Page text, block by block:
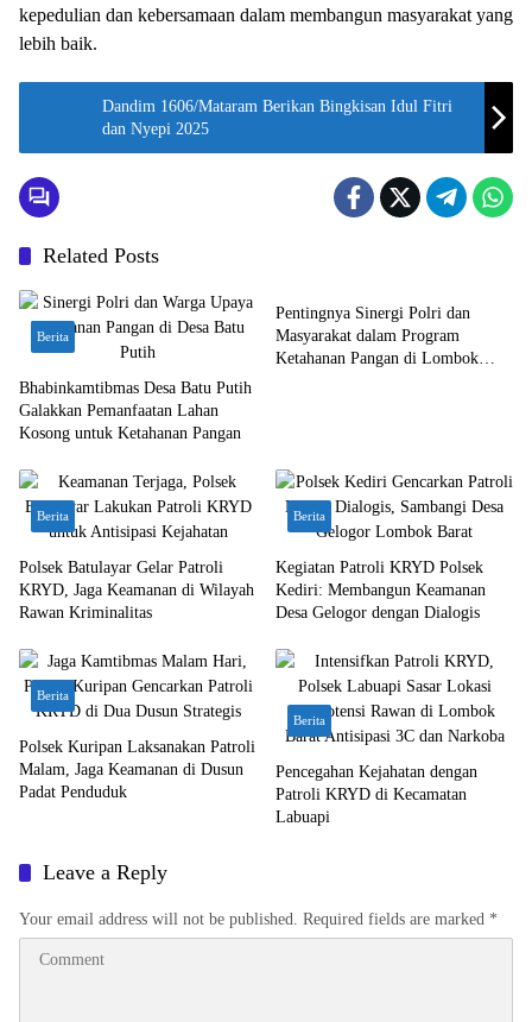
kepedulian dan kebersamaan dalam membangun masyarakat yang
lebih baik.
Dandim 1606/Mataram Berikan Bingkisan Idul Fitri
dan Nyepi 2025
Related Posts
Berita
Bhabinkamtibmas Desa Batu Putih
Galakkan Pemanfaatan Lahan
Kosong untuk Ketahanan Pangan
Pentingnya Sinergi Polri dan
Masyarakat dalam Program
Ketahanan Pangan di Lombok
Berita
Polsek Batulayar Gelar Patroli
KRYD, Jaga Keamanan di Wilayah
Rawan Kriminalitas
Berita
Kegiatan Patroli KRYD Polsek
Kediri: Membangun Keamanan
Desa Gelogor dengan Dialogis
Berita
Polsek Kuripan Laksanakan Patroli
Malam, Jaga Keamanan di Dusun
Padat Penduduk
Berita
Pencegahan Kejahatan dengan
Patroli KRYD di Kecamatan
Labuapi
Leave a Reply
Your email address will not be published. Required fields are marked *